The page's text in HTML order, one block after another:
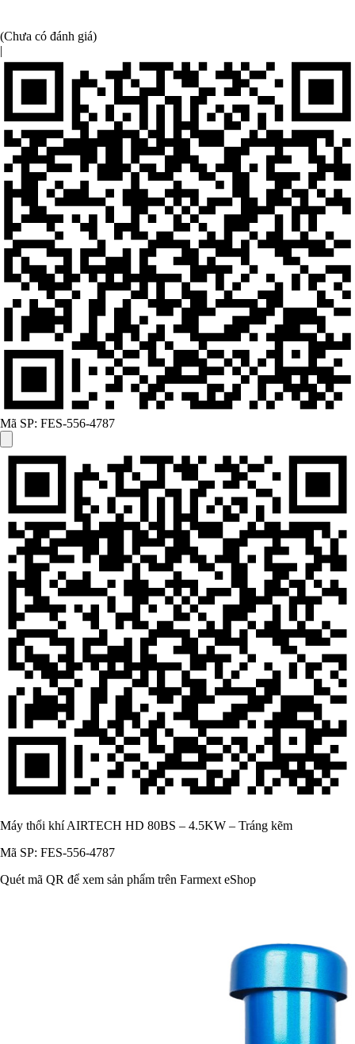
(Chưa có đánh giá)
|
Mã SP: FES-556-4787
Máy thổi khí AIRTECH HD 80BS – 4.5KW – Tráng kẽm
Mã SP: FES-556-4787
Quét mã QR để xem sản phẩm trên Farmext eShop